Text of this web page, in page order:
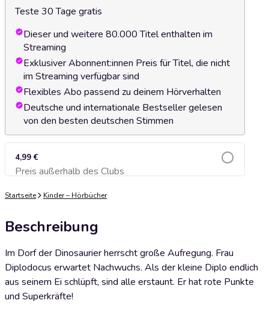
Teste 30 Tage gratis
Dieser und weitere 80.000 Titel enthalten im
Streaming
Exklusiver Abonnent:innen Preis für Titel, die nicht
im Streaming verfügbar sind
Flexibles Abo passend zu deinem Hörverhalten
Deutsche und internationale Bestseller gelesen
von den besten deutschen Stimmen
4,99 €
Preis außerhalb des ClubsZum Warenkorb hinzufügen
Startseite Kinder – Hörbücher
Beschreibung
Im Dorf der Dinosaurier herrscht große Aufregung. Frau
Diplodocus erwartet Nachwuchs. Als der kleine Diplo endlich
aus seinem Ei schlüpft, sind alle erstaunt. Er hat rote Punkte
und Superkräfte!